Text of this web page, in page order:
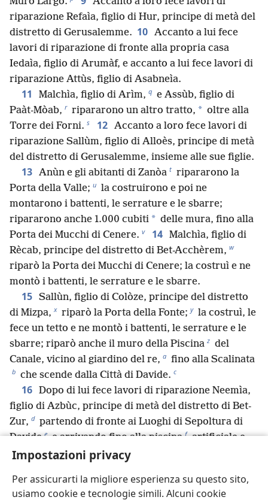
Impostazioni privacy
Per assicurarti la migliore esperienza su questo sito,
usiamo cookie e tecnologie simili. Alcuni cookie
riparazione Refaìa, figlio di Hur, principe di metà del
distretto di Gerusalemme. 10 Accanto a lui fece
lavori di riparazione di fronte alla propria casa
Iedaìa, figlio di Arumàf, e accanto a lui fece lavori di
riparazione Attùs, figlio di Asabneìa.
11 Malchìa, figlio di Arìm, q e Assùb, figlio di
Paàt-Mòab, r ripararono un altro tratto, * oltre alla
Torre dei Forni. s 12 Accanto a loro fece lavori di
riparazione Sallùm, figlio di Alloès, principe di metà
del distretto di Gerusalemme, insieme alle sue figlie.
13 Anùn e gli abitanti di Zanòa t ripararono la
Porta della Valle; u la costruirono e poi ne
montarono i battenti, le serrature e le sbarre;
ripararono anche 1.000 cubiti * delle mura, fino alla
Porta dei Mucchi di Cenere. v 14 Malchìa, figlio di
Rècab, principe del distretto di Bet-Acchèrem, w
riparò la Porta dei Mucchi di Cenere; la costruì e ne
montò i battenti, le serrature e le sbarre.
15 Sallùn, figlio di Colòze, principe del distretto
di Mizpa, x riparò la Porta della Fonte; y la costruì, le
fece un tetto e ne montò i battenti, le serrature e le
sbarre; riparò anche il muro della Piscina z del
Canale, vicino al giardino del re, a fino alla Scalinata
b che scende dalla Città di Davide. c
16 Dopo di lui fece lavori di riparazione Neemìa,
figlio di Azbùc, principe di metà del distretto di Bet-
Zur, d partendo di fronte ai Luoghi di Sepoltura di
Davide e e arrivando fino alla piscina f artificiale e
fino alla Casa dei Potenti.
sotto Reùm, figlio di Bani; accanto a lui fece lavori di
riparazione in rappresentanza del suo distretto